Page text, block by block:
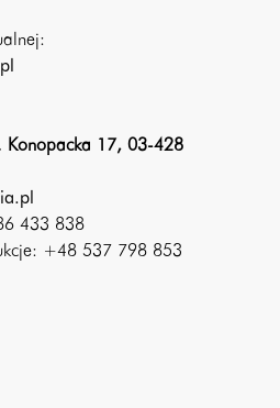
Konopacka 17, 03-428
433 838
+48 537 798 853